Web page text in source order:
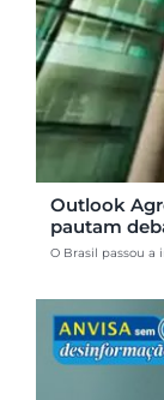
Outlook
pautam
O Brasil passou a